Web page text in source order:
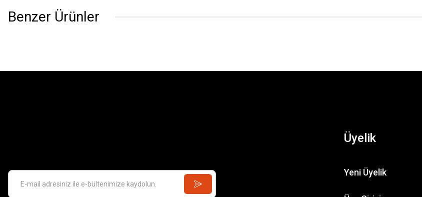
Benzer Ürünler
Üyelik
Yeni Üyelik